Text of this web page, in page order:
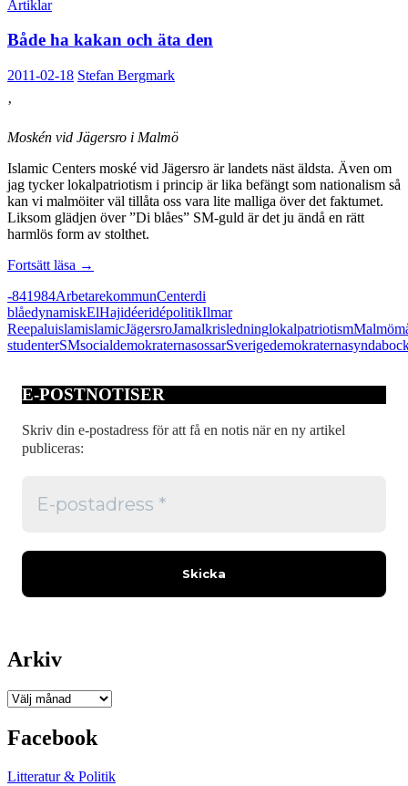
Artiklar
Både ha kakan och äta den
2011-02-18 Stefan Bergmark
’
Moskén vid Jägersro i Malmö
Islamic Centers moské vid Jägersro är landets näst äldsta. Även om
jag tycker lokalpatriotism i princip är lika befängt som nationalism så
kan vi malmöiter väl tillåta oss vara lite malliga över det faktumet.
Liksom glädjen över ”Di blåes” SM-guld är det ju ändå en rätt
harmlös form av stolthet.
Fortsätt läsa Både
kakan
och
äta
den
→
-841984ArbetarekommunCenterdi
blåedynamiskElHajidéeridépolitikIlmar
ReepaluislamislamicJägersroJamalkrisledninglokalpatriotismMalmö
studenterSMsocialdemokraternasossarSverigedemokraterna
E-POSTNOTISER
Skriv din e-postadress för att få en notis när en ny artikel
publiceras:
Arkiv
Arkiv
Facebook
Litteratur & Politik